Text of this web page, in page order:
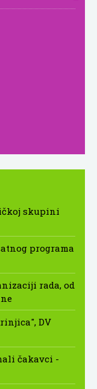
skupini
programa
rada, od
DV
čakavci -